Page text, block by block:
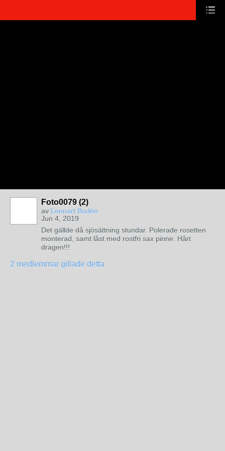
Foto0079 (2)
av Lennart Bodén
Jun 4, 2019
Det gällde då sjösättning stundar. Polerade rosetten
monterad, samt låst med rostfri sax pinne. Hårt
dragen!!!
2 medlemmar gillade detta